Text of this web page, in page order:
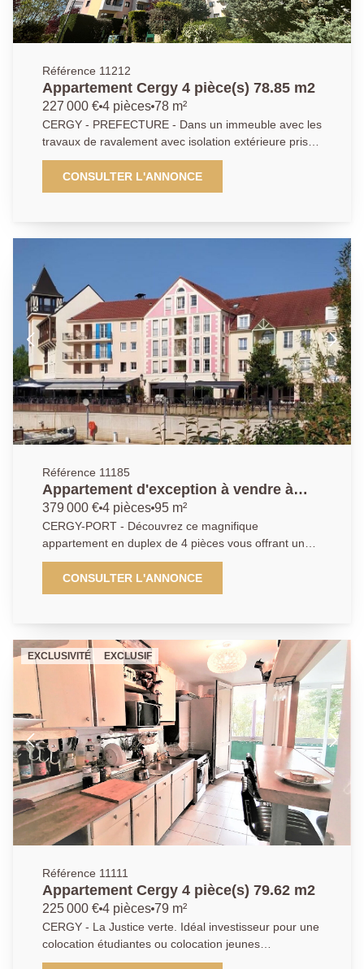
Référence 11212
Appartement Cergy 4 pièce(s) 78.85 m2
227 000 € 4 pièces 78 m²
CERGY - PREFECTURE - Dans un immeuble avec les
travaux de ravalement avec isolation extérieure pris
en charge par le vendeur, dans la résidence très
calme et recherchée "Chemin Dupuis", face au parc
de la préfecture, et à deux pas des commerces et de
salle d'eau. Une cave et une place de parking en
sous-sol complètent ce bien. DPE: D - Agent
commercial - EXCLUSIVITÉ
CONSULTER L'ANNONCE
Référence 11185
Appartement d'exception à vendre à
Cergy - Dernier étage avec vue
imprenable
379 000 € 4 pièces 95 m²
CERGY-PORT - Découvrez ce magnifique
appartement en duplex de 4 pièces vous offrant un
cadre de vie exceptionnel. Il comprend au premier
niveau un séjour lumineux et spacieux avec vue sur le
port, une cuisine ouverte équipée et aménagée, une
agréables , une salle d'eau élégante, ainsi qu'une
mezzanine/bureau. Box fermé. Local vélo sécurisé.
Rare sur le marché. DPE: C.
CONSULTER L'ANNONCE
EXCLUSIVITÉ EXCLUSIF
Référence 11111
Appartement Cergy 4 pièce(s) 79.62 m2
225 000 € 4 pièces 79 m²
CERGY - La Justice verte. Idéal investisseur pour une
colocation étudiantes ou colocation jeunes
travailleurs. Superficie habitable de 80 M² 4 pièces.